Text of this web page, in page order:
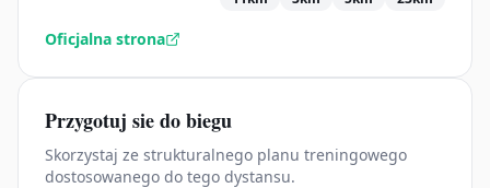
Oficjalna strona
Przygotuj sie do biegu
Skorzystaj ze strukturalnego planu treningowego
dostosowanego do tego dystansu.